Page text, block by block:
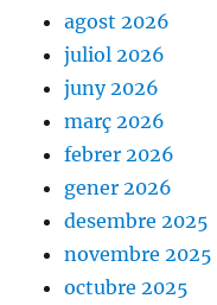
agost 2026
juliol 2026
juny 2026
març 2026
febrer 2026
gener 2026
desembre 2025
novembre 2025
octubre 2025